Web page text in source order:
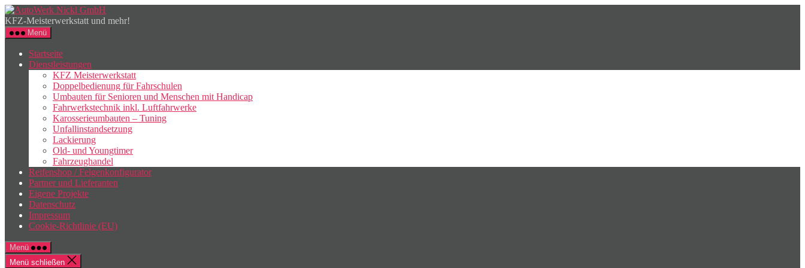
Zum
Inhalt
springen
Nickl
KFZ-Meisterwerkstatt und mehr!
Menü
Startseite
Dienstleistungen
KFZ Meisterwerkstatt
Doppelbedienung für Fahrschulen
Umbauten für Senioren und Menschen mit Handicap
Fahrwerkstechnik inkl. Luftfahrwerke
Karosserieumbauten – Tuning
Unfallinstandsetzung
Lackierung
Old- und Youngtimer
Fahrzeughandel
Reifenshop / Felgenkonfigurator
Partner und Lieferanten
Eigene Projekte
Datenschutz
Impressum
Cookie-Richtlinie (EU)
Menü
Menü schließen